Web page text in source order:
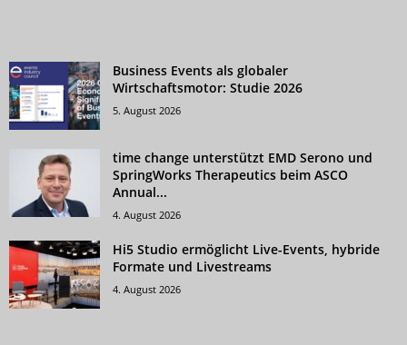
Business Events als globaler
Wirtschaftsmotor: Studie 2026
5. August 2026
time change unterstützt EMD Serono und
SpringWorks Therapeutics beim ASCO
Annual...
4. August 2026
Hi5 Studio ermöglicht Live-Events, hybride
Formate und Livestreams
4. August 2026